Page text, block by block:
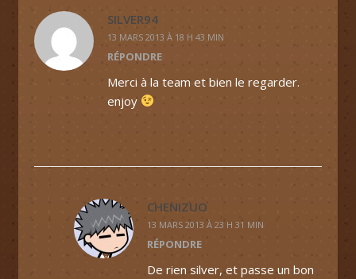
SILVER94
13 MARS 2013 À 18 H 43 MIN
RÉPONDRE
Merci à la team et bien le regarder.
enjoy
CHENIZUO
13 MARS 2013 À 23 H 31 MIN
RÉPONDRE
De rien silver, et passe un bon